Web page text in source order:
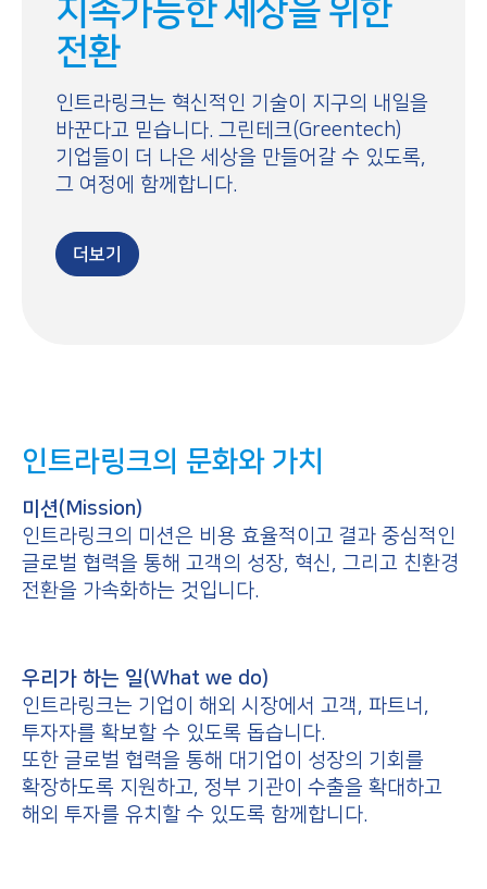
지속가능한 세상을 위한
전환
인트라링크는 혁신적인 기술이 지구의 내일을
바꾼다고 믿습니다. 그린테크(Greentech)
기업들이 더 나은 세상을 만들어갈 수 있도록,
그 여정에 함께합니다.
더보기
인트라링크의 문화와 가치
미션(Mission)
인트라링크의 미션은 비용 효율적이고 결과 중심적인
글로벌 협력을 통해 고객의 성장, 혁신, 그리고 친환경
전환을 가속화하는 것입니다.
우리가 하는 일(What we do)
인트라링크는 기업이 해외 시장에서 고객, 파트너,
투자자를 확보할 수 있도록 돕습니다.
또한 글로벌 협력을 통해 대기업이 성장의 기회를
확장하도록 지원하고, 정부 기관이 수출을 확대하고
해외 투자를 유치할 수 있도록 함께합니다.